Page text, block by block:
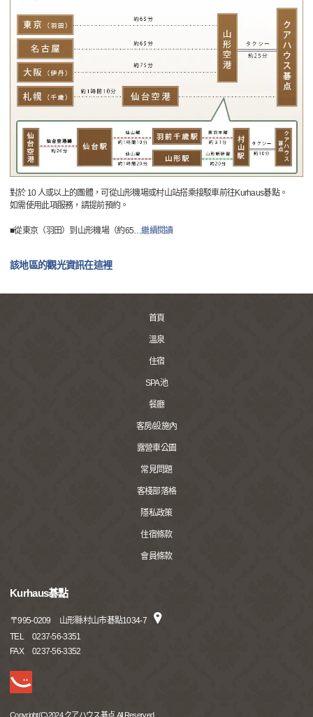
對於 10 人或以上的團體，可從山形機場或村山站搭乘接駁車前往Kurhaus碁點。
如需使用此項服務，請提前預約。
■從東京（羽田）到山形機場（約65…繼續閱讀
該地區的觀光資訊在這裡
首頁
溫泉
住宿
SPA池
餐廳
客房/設施內
露營車公園
常見問題
客棧部落格
隱私政策
住宿條款
會員條款
Kurhaus碁點
〒995-0209
山形縣村山市碁點1034-7
TEL
0237-56-3351
FAX
0237-56-3352
Copyright(C)2024 クアハウス碁点 All Reserved.